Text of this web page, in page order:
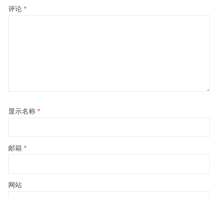
评论 *
显示名称 *
邮箱 *
网站